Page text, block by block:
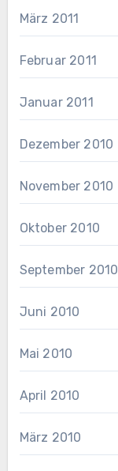
März 2011
Februar 2011
Januar 2011
Dezember 2010
November 2010
Oktober 2010
September 2010
Juni 2010
Mai 2010
April 2010
März 2010